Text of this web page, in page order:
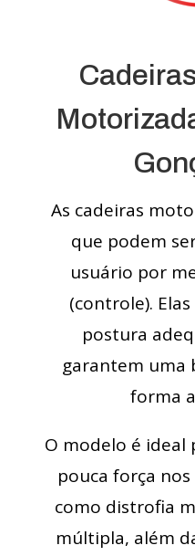
As cadeiras
que podem
usuário por
(controle).
postura
garantem uma
forma
O modelo é ideal
pouca força
como distrofia
múltipla, além